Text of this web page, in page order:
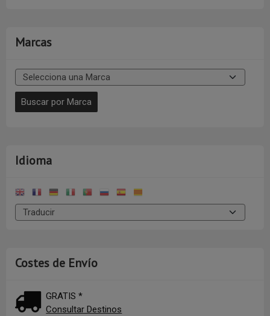
Marcas
Idioma
Costes de Envío
GRATIS *
Consultar Destinos